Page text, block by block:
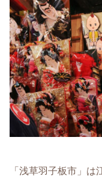
「浅草羽子板市」